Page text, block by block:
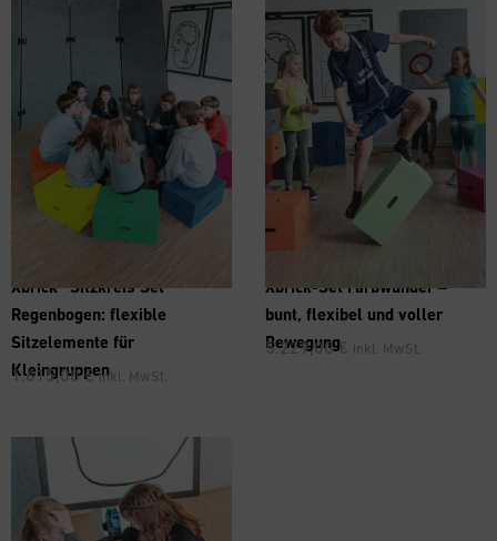
Xbrick® Sitzkreis Set
Regenbogen: flexible
Sitzelemente für
Kleingruppen
1.615,00€ inkl. MwSt.
Xbrick-Set Farbwunder –
bunt, flexibel und voller
Bewegung
5.229,00€ inkl. MwSt.